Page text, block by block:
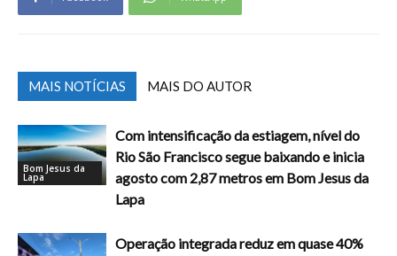
MAIS NOTÍCIAS MAIS DO AUTOR
Bom Jesus da
Lapa
Com intensificação da estiagem, nível do
Rio São Francisco segue baixando e inicia
agosto com 2,87 metros em Bom Jesus da
Lapa
Operação integrada reduz em quase 40%